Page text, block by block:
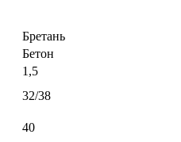
Бретань
Бетон
1,5
32/38
40